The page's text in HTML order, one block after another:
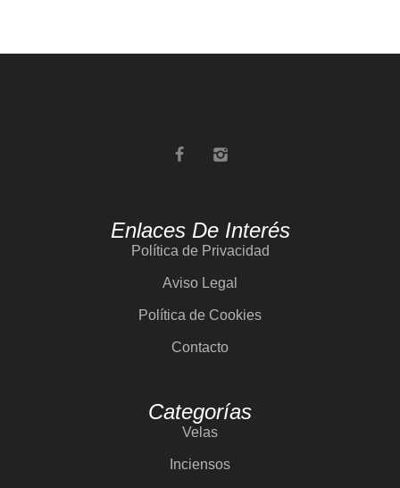
Enlaces De Interés
Política de Privacidad
Aviso Legal
Política de Cookies
Contacto
Categorías
Velas
Inciensos